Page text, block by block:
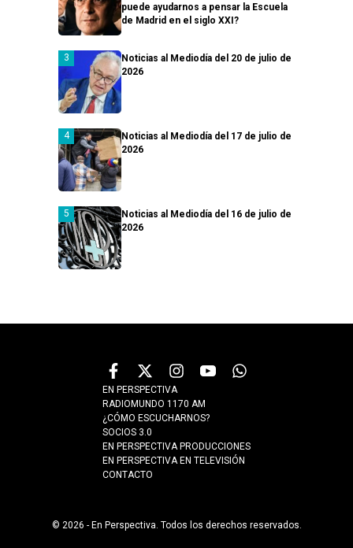
puede ayudarnos a pensar la Escuela
de Madrid en el siglo XXI?
Noticias al Mediodía del 20 de julio de
2026
Noticias al Mediodía del 17 de julio de
2026
Noticias al Mediodía del 16 de julio de
2026
EN PERSPECTIVA
RADIOMUNDO 1170 AM
¿CÓMO ESCUCHARNOS?
SOCIOS 3.0
EN PERSPECTIVA PRODUCCIONES
EN PERSPECTIVA EN TELEVISIÓN
CONTACTO
© 2026 - En Perspectiva. Todos los derechos reservados.